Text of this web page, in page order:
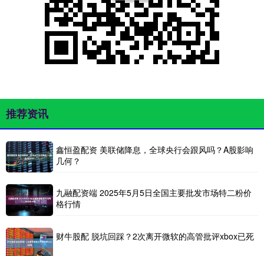
推荐资讯
鑫恒盈配资 美联储降息，全球央行会跟风吗？A股影响
几何？
九融配资端 2025年5月5日全国主要批发市场特二粉价
格行情
财牛股配 脱坑回踩？2次离开微软的高管批评xbox已死